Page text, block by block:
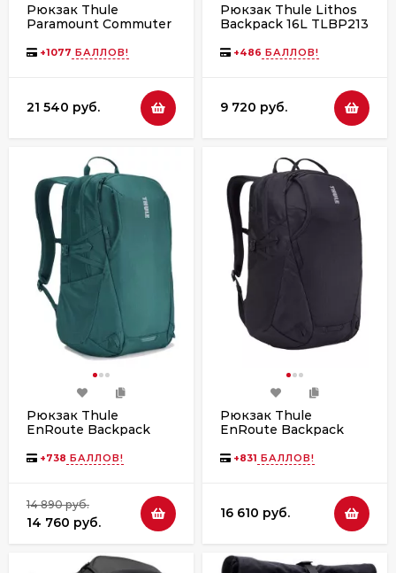
Рюкзак Thule
Paramount Commuter
+1077 БАЛЛОВ!
21 540 руб.
Рюкзак Thule Lithos
Backpack 16L TLBP213
+486 БАЛЛОВ!
9 720 руб.
Рюкзак Thule
EnRoute Backpack
Green
+738 БАЛЛОВ!
14 890 руб.
14 760 руб.
Рюкзак Thule
EnRoute Backpack
+831 БАЛЛОВ!
16 610 руб.